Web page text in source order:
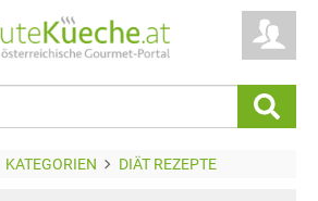
KATEGORIEN DIÄT REZEPTE